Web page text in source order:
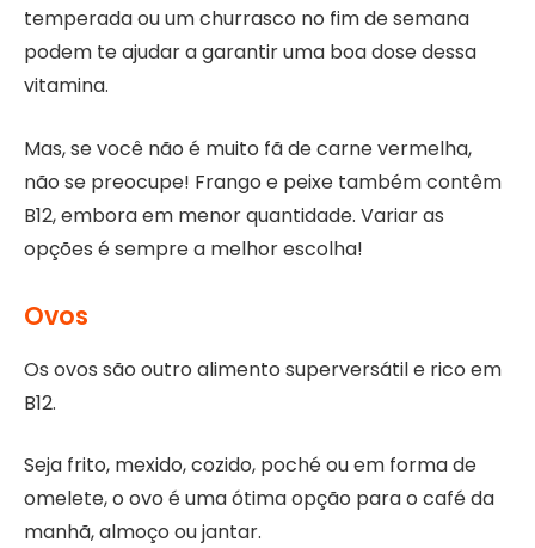
temperada ou um churrasco no fim de semana
podem te ajudar a garantir uma boa dose dessa
vitamina.
Mas, se você não é muito fã de carne vermelha,
não se preocupe! Frango e peixe também contêm
B12, embora em menor quantidade. Variar as
opções é sempre a melhor escolha!
Ovos
Os ovos são outro alimento superversátil e rico em
B12.
Seja frito, mexido, cozido, poché ou em forma de
omelete, o ovo é uma ótima opção para o café da
manhã, almoço ou jantar.